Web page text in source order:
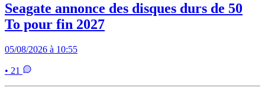
Seagate annonce des disques durs de 50
To pour fin 2027
05/08/2026 à 10:55
• 21